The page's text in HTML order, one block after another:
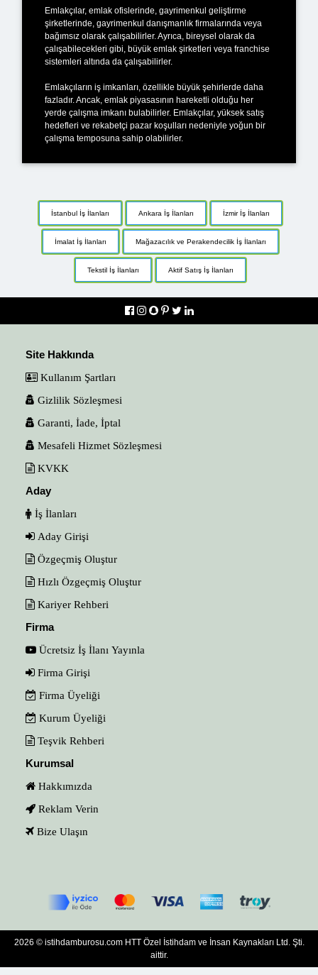
Emlakçılar, emlak ofislerinde, gayrimenkul geliştirme
şirketlerinde, gayrimenkul danışmanlık firmalarında veya
bağımsız olarak çalışabilirler. Ayrıca, bireysel olarak da
çalışabilecekleri gibi, büyük emlak şirketleri veya franchise
sistemleri altında da çalışabilirler.
Emlakçıların iş imkanları, özellikle büyük şehirlerde daha
fazladır. Ancak, emlak piyasasının hareketli olduğu her
yerde çalışma imkanı bulabilirler. Emlakçılar, yüksek satış
hedefleri ve rekabetçi pazar koşulları nedeniyle yoğun bir
çalışma temposuna sahip olabilirler.
İstanbul İş İlanları Ankara İş İlanları İzmir İş İlanları
İmalat İş İlanları Mağazacılık ve Perakendecilik İş İlanları
Tekstil İş İlanları Aktif Satış İş İlanları
Site Hakkında
Kullanım Şartları
Gizlilik Sözleşmesi
Garanti, İade, İptal
Mesafeli Hizmet Sözleşmesi
KVKK
Aday
İş İlanları
Aday Girişi
Özgeçmiş Oluştur
Hızlı Özgeçmiş Oluştur
Kariyer Rehberi
Firma
Ücretsiz İş İlanı Yayınla
Firma Girişi
Firma Üyeliği
Kurum Üyeliği
Teşvik Rehberi
Kurumsal
Hakkımızda
Reklam Verin
Bize Ulaşın
2026 © istihdamburosu.com HTT Özel İstihdam ve İnsan Kaynakları Ltd. Şti.
aittir.